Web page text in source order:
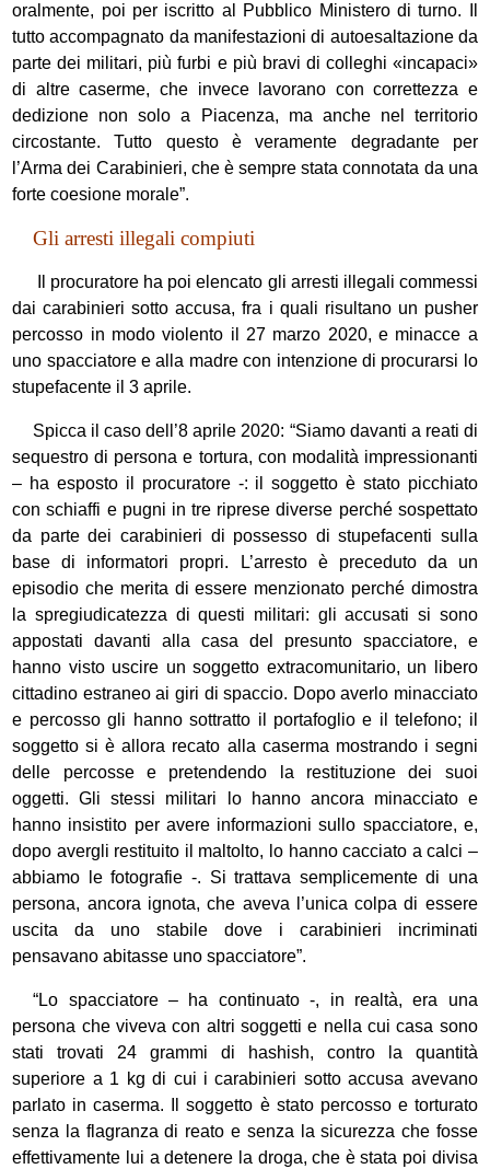
oralmente, poi per iscritto al Pubblico Ministero di turno. Il
tutto accompagnato da manifestazioni di autoesaltazione da
parte dei militari, più furbi e più bravi di colleghi «incapaci»
di altre caserme, che invece lavorano con correttezza e
dedizione non solo a Piacenza, ma anche nel territorio
circostante. Tutto questo è veramente degradante per
l’Arma dei Carabinieri, che è sempre stata connotata da una
forte coesione morale”.
Gli arresti illegali compiuti
Il procuratore ha poi elencato gli arresti illegali commessi
dai carabinieri sotto accusa, fra i quali risultano un pusher
percosso in modo violento il 27 marzo 2020, e minacce a
uno spacciatore e alla madre con intenzione di procurarsi lo
stupefacente il 3 aprile.
Spicca il caso dell’8 aprile 2020: “Siamo davanti a reati di
sequestro di persona e tortura, con modalità impressionanti
– ha esposto il procuratore -: il soggetto è stato picchiato
con schiaffi e pugni in tre riprese diverse perché sospettato
da parte dei carabinieri di possesso di stupefacenti sulla
base di informatori propri. L’arresto è preceduto da un
episodio che merita di essere menzionato perché dimostra
la spregiudicatezza di questi militari: gli accusati si sono
appostati davanti alla casa del presunto spacciatore, e
hanno visto uscire un soggetto extracomunitario, un libero
cittadino estraneo ai giri di spaccio. Dopo averlo minacciato
e percosso gli hanno sottratto il portafoglio e il telefono; il
soggetto si è allora recato alla caserma mostrando i segni
delle percosse e pretendendo la restituzione dei suoi
oggetti. Gli stessi militari lo hanno ancora minacciato e
hanno insistito per avere informazioni sullo spacciatore, e,
dopo avergli restituito il maltolto, lo hanno cacciato a calci –
abbiamo le fotografie -. Si trattava semplicemente di una
persona, ancora ignota, che aveva l’unica colpa di essere
uscita da uno stabile dove i carabinieri incriminati
pensavano abitasse uno spacciatore”.
“Lo spacciatore – ha continuato -, in realtà, era una
persona che viveva con altri soggetti e nella cui casa sono
stati trovati 24 grammi di hashish, contro la quantità
superiore a 1 kg di cui i carabinieri sotto accusa avevano
parlato in caserma. Il soggetto è stato percosso e torturato
senza la flagranza di reato e senza la sicurezza che fosse
effettivamente lui a detenere la droga, che è stata poi divisa